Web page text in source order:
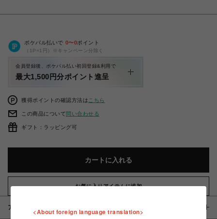
ポケパル払いで 0〜0ポイント
（1P=1円）※キャンペーン分除く
会員登録後、ポケパル払い初回登録&利用で
最大1,500円分ポイント進呈
獲得ポイントの確認方法は こちら
この商品について問い合わせる
ギフト：ラッピング可
カートに入れる
お気に入りアイテムに追加
アイテム説明 / 素材<About foreign language translation>